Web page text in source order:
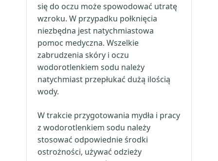
się do oczu może spowodować utratę
wzroku. W przypadku połknięcia
niezbędna jest natychmiastowa
pomoc medyczna. Wszelkie
zabrudzenia skóry i oczu
wodorotlenkiem sodu należy
natychmiast przepłukać dużą ilością
wody.
W trakcie przygotowania mydła i pracy
z wodorotlenkiem sodu należy
stosować odpowiednie środki
ostrożności, używać odzieży